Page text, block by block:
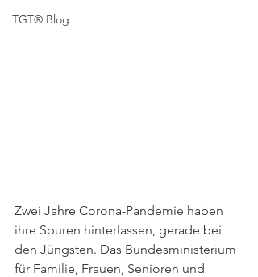
TGT® Blog
Zwei Jahre Corona-Pandemie haben
ihre Spuren hinterlassen, gerade bei
den Jüngsten. Das Bundesministerium
für Familie, Frauen, Senioren und